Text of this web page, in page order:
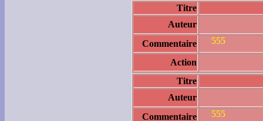
Titre
Auteur
Commentaire
555
Action
Titre
Auteur
Commentaire
555